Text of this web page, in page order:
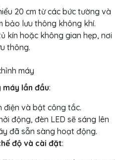
20 cm từ các bức tường và
bảo lưu thông không khí.
kín hoặc không gian hẹp, nơi
thông.
máy
máy lần đầu:
điện và bật công tắc.
động, đèn LED sẽ sáng lên
đã sẵn sàng hoạt động.
độ và cài đặt: